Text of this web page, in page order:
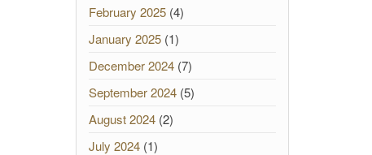
February 2025(4)
January 2025(1)
December 2024(7)
September 2024(5)
August 2024(2)
July 2024(1)